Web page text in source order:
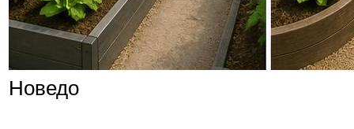
Новедо